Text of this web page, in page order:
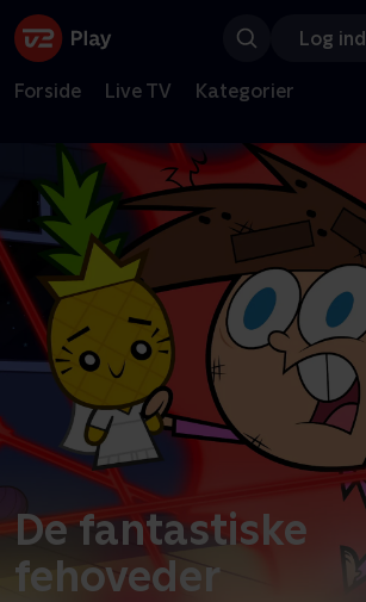
Log ind
Forside Live TV Kategorier
De fantastiske
fehoveder